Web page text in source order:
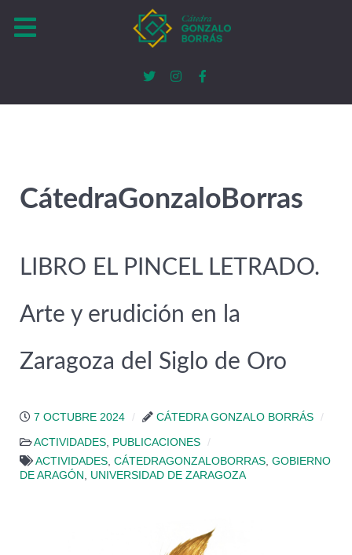
CátedraGonzaloBorras
LIBRO EL PINCEL LETRADO.
Arte y erudición en la
Zaragoza del Siglo de Oro
7 OCTUBRE 2024 CÁTEDRA GONZALO BORRÁS
ACTIVIDADES
PUBLICACIONES
ACTIVIDADES CÁTEDRAGONZALOBORRAS GOBIERNO
DE ARAGÓN
UNIVERSIDAD DE ZARAGOZA